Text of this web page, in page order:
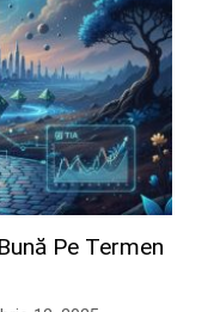
Pe Termen